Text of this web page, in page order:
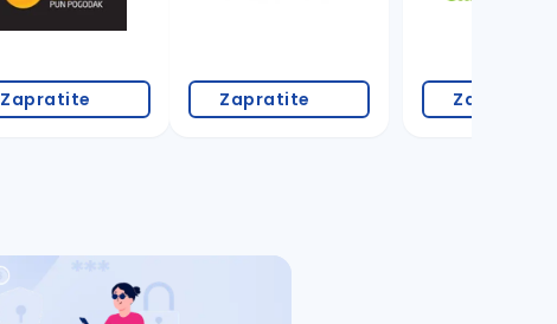
Zapratite Zapratite Zapratite